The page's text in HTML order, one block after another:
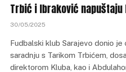
Trbić i Ibraković napuštaju
30/05/2025
Fudbalski klub Sarajevo donio je
saradnju s Tarikom Trbićem,
direktorom Kluba, kao i